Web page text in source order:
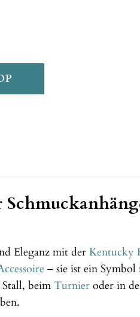
Eleganz mit der Kentucky
– sie ist ein
beim Turnier oder in